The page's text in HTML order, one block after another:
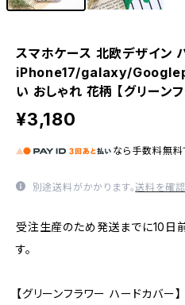
スマホケース 北欧デザイン
iPhone17/galaxy/
い おしゃれ 花柄 【グリーン
¥3,180
なら 手数料無料
別途送料がかかります。送料を確認
受注生産のため発送までに10日
す。
【グリーンフラワー ハードカバー】